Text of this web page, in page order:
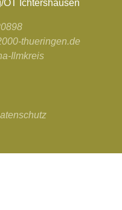
OT Ichtershausen
thueringen.de
Ilmkreis